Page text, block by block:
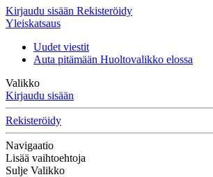
Kirjaudu sisään Rekisteröidy
Yleiskatsaus
Uudet viestit
Auta pitämään Huoltovalikko elossa
Valikko
Kirjaudu sisään
Rekisteröidy
Navigaatio
Lisää vaihtoehtoja
Sulje Valikko